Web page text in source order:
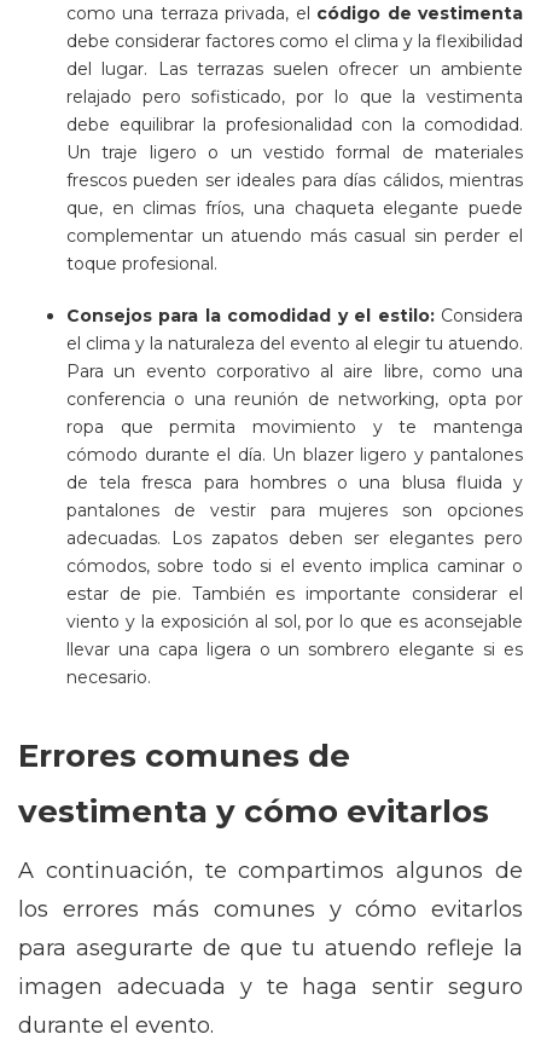
como una terraza privada, el código de vestimenta
debe considerar factores como el clima y la flexibilidad
del lugar. Las terrazas suelen ofrecer un ambiente
relajado pero sofisticado, por lo que la vestimenta
debe equilibrar la profesionalidad con la comodidad.
Un traje ligero o un vestido formal de materiales
frescos pueden ser ideales para días cálidos, mientras
que, en climas fríos, una chaqueta elegante puede
complementar un atuendo más casual sin perder el
toque profesional.
Consejos para la comodidad y el estilo: Considera
el clima y la naturaleza del evento al elegir tu atuendo.
Para un evento corporativo al aire libre, como una
conferencia o una reunión de networking, opta por
ropa que permita movimiento y te mantenga
cómodo durante el día. Un blazer ligero y pantalones
de tela fresca para hombres o una blusa fluida y
pantalones de vestir para mujeres son opciones
adecuadas. Los zapatos deben ser elegantes pero
cómodos, sobre todo si el evento implica caminar o
estar de pie. También es importante considerar el
viento y la exposición al sol, por lo que es aconsejable
llevar una capa ligera o un sombrero elegante si es
necesario.
Errores comunes de
vestimenta y cómo evitarlos
A continuación, te compartimos algunos de
los errores más comunes y cómo evitarlos
para asegurarte de que tu atuendo refleje la
imagen adecuada y te haga sentir seguro
durante el evento.